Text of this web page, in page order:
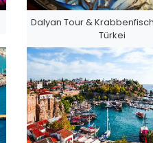
Dalyan Tour &
Türkei